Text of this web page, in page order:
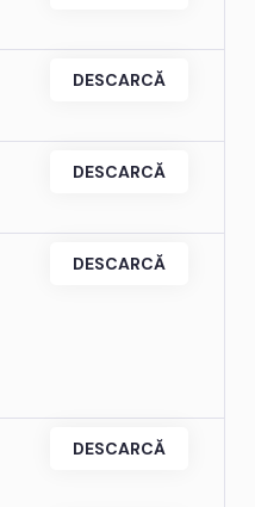
DESCARCĂ
DESCARCĂ
DESCARCĂ
DESCARCĂ